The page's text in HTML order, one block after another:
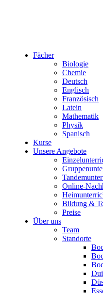
Fächer
Biologie
Chemie
Deutsch
Englisch
Französisch
Latein
Mathematik
Physik
Spanisch
Kurse
Unsere Angebote
Online-
Bildung &
Preise
Über uns
Team
Standorte